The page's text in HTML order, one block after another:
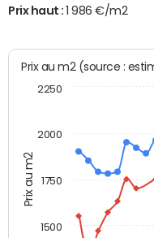
Prix haut :1 986 €/m2
Prix au m2
Prix au m2 (source
1500
1750
2000
2250